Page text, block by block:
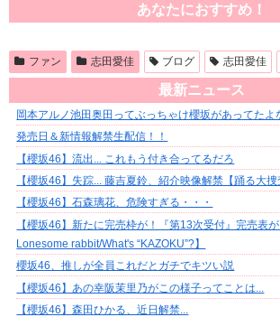
あなたにおすすめ！
ファン 志田愛佳 ブログ 志田愛佳
最新ニュース
岡本アルノ池田奥田ってぶっちゃけ櫻坂があってたよ
発売日＆新情報解禁生配信！！
【櫻坂46】流出... これもう付き合ってるだろ
【櫻坂46】失踪... 藤吉夏鈴、紹介映像解禁【踊る大捜
【櫻坂46】石森璃花、危険すぎる・・・
【櫻坂46】新たに完売枠が！『第13次受付』完売表
Lonesome rabbit/What's “KAZOKU”?】
櫻坂46、推しが全員これだとガチでキツい説
【櫻坂46】あの幸阪茉里乃がこの様子ってことは...
【櫻坂46】森田ひかる、近日解禁...